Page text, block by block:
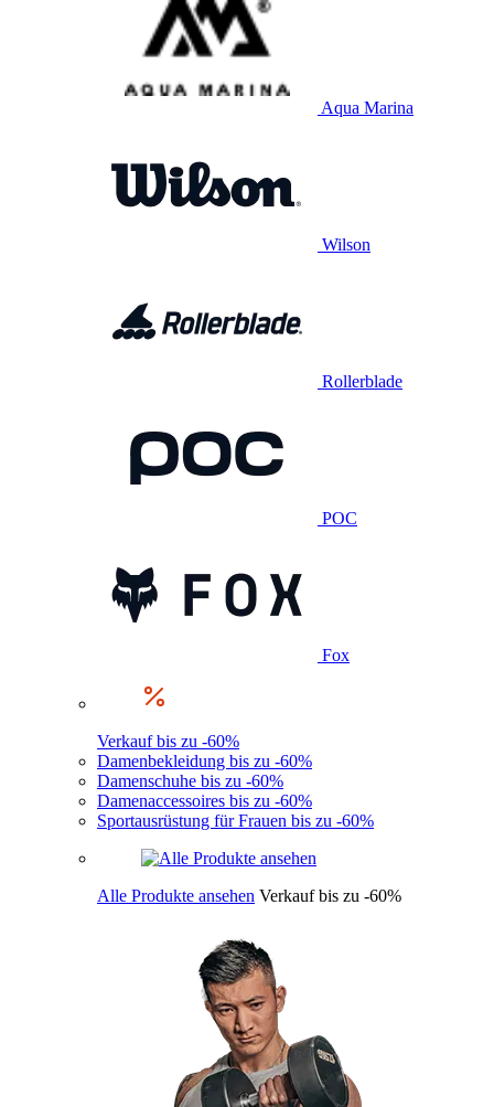
Aqua Marina
Wilson
Rollerblade
POC
Fox
Verkauf bis zu -60%
Damenbekleidung bis zu -60%
Damenschuhe bis zu -60%
Damenaccessoires bis zu -60%
Sportausrüstung für Frauen bis zu -60%
Alle Produkte ansehen Verkauf bis zu -60%